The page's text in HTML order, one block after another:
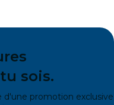
sois.
d'une promotion exclusive